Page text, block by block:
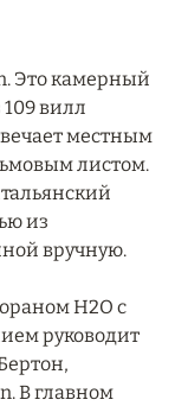
6
2
Это камерный
109 вилл
местным
листом.
из
вручную.
H2O с
руководит
В главном